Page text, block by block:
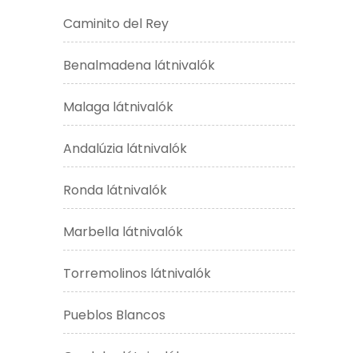
Caminito del Rey
Benalmadena látnivalók
Malaga látnivalók
Andalúzia látnivalók
Ronda látnivalók
Marbella látnivalók
Torremolinos látnivalók
Pueblos Blancos